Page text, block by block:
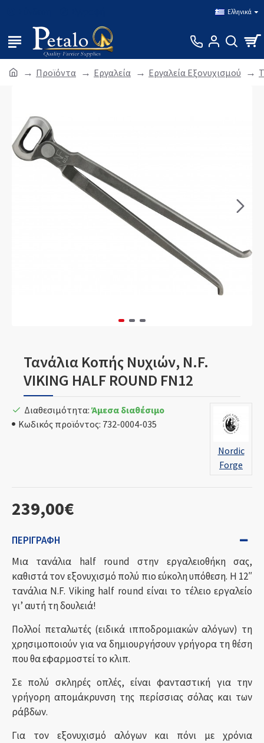
Ελληνικά
Προϊόντα Εργαλεία Εργαλεία Εξονυχισμού
Τανάλια Κοπής Νυχιών, N.F.
VIKING HALF ROUND FN12
239,00€
Διαθεσιμότητα: Άμεσα διαθέσιμο
Κωδικός προϊόντος: 732-0004-035
Nordic
Forge
ΠΕΡΙΓΡΑΦΉ
Μια τανάλια half round στην εργαλειοθήκη σας,
καθιστά τον εξονυχισμό πολύ πιο εύκολη υπόθεση. Η 12″
τανάλια N.F. Viking half round είναι το τέλειο εργαλείο
γι’ αυτή τη δουλειά!
Πολλοί πεταλωτές (ειδικά ιπποδρομιακών αλόγων) τη
χρησιμοποιούν για να δημιουργήσουν γρήγορα τη θέση
που θα εφαρμοστεί το κλιπ.
Σε πολύ σκληρές οπλές, είναι φανταστική για την
γρήγορη απομάκρυνση της περίσσιας σόλας και των
ράβδων.
Για τον εξονυχισμό αλόγων και πόνι με χρόνια